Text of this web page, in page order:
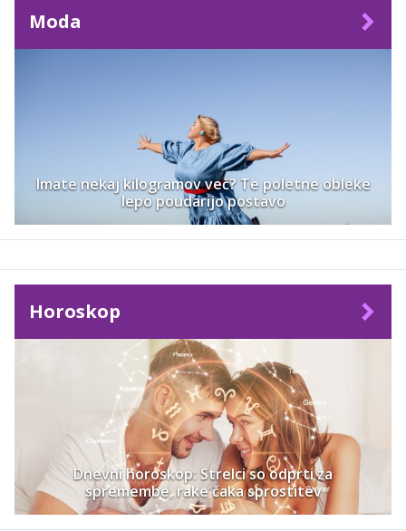
Moda
Imate nekaj kilogramov več? Te poletne obleke
lepo poudarijo postavo
Horoskop
Dnevni horoskop: Strelci so odprti za
spremembe, rake čaka sprostitev